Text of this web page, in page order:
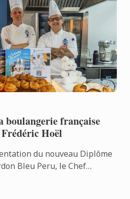
boulangerie française
Frédéric Hoël
du nouveau Diplôme
Bleu Peru, le Chef